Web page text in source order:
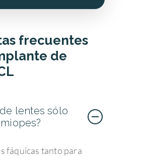
frecuentes
de
lentes sólo
fáquicas tanto para
Córnea
Ojo seco
Daltonismo
Trastornos comunes
Tratamientos
Cirugía de las Cataratas